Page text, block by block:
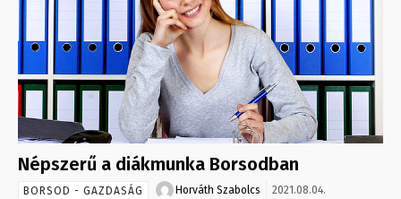
Népszerű a diákmunka Borsodban
BORSOD - GAZDASÁG Horváth Szabolcs 2021.08.04.